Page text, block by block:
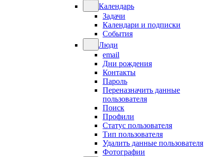
Календарь
Задачи
Календари и подписки
События
Люди
email
Дни рождения
Контакты
Пароль
Переназначить данные
пользователя
Поиск
Профили
Статус пользователя
Тип пользователя
Удалить данные пользователя
Фотографии